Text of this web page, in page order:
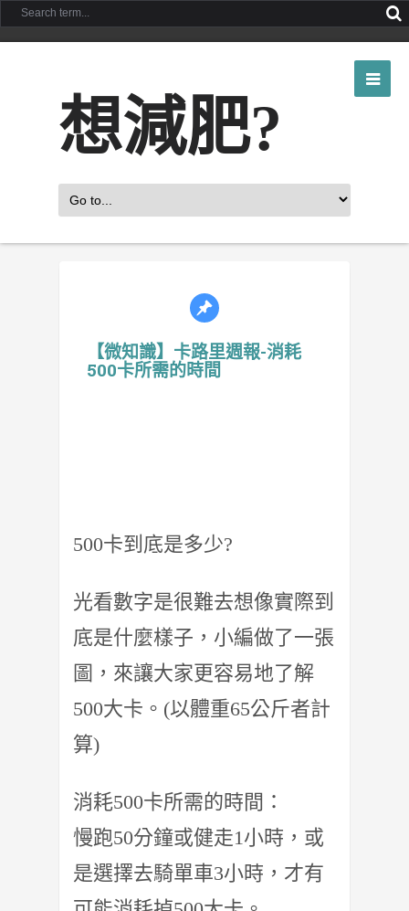
想減肥?
【微知識】卡路里週報-消耗
500卡所需的時間
500卡到底是多少?
光看數字是很難去想像實際到
底是什麼樣子，小編做了一張
圖，來讓大家更容易地了解
500大卡。(以體重65公斤者計
算)
消耗500卡所需的時間：
慢跑50分鐘或健走1小時，或
是選擇去騎單車3小時，才有